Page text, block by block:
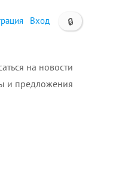
🔒
Вход
на новости
и предложения